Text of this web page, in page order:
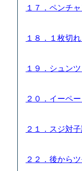
１７．ペンチ
１８．１枚切
１９．シュン
２０．イーペ
２１．スジ対
２２．後から